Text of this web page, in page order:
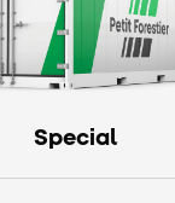
Special